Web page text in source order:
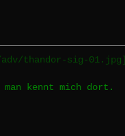
thandor-sig-01.jpg]
kennt mich dort.